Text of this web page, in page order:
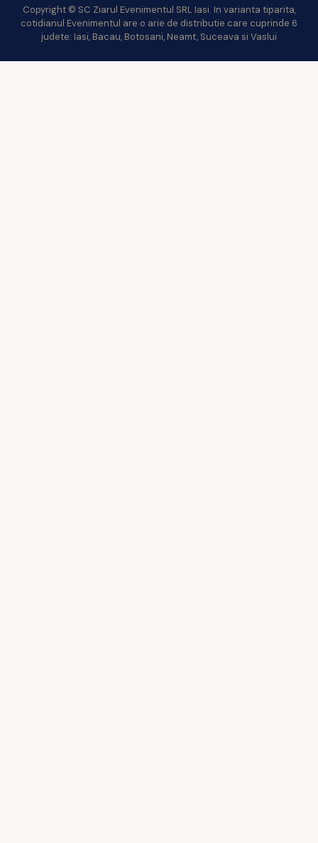
Copyright © SC Ziarul Evenimentul SRL Iasi. In varianta tiparita,
cotidianul Evenimentul are o arie de distributie care cuprinde 6
judete: Iasi, Bacau, Botosani, Neamt, Suceava si Vaslui